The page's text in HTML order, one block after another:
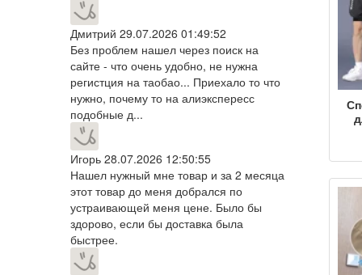
Дмитрий 29.07.2026 01:49:52
Без проблем нашел через поиск на
сайте - что очень удобно, не нужна
регистция на таобао... Приехало то что
нужно, почему то на алиэкспересс
подобные д...
Игорь 28.07.2026 12:50:55
Нашел нужный мне товар и за 2 месяца
этот товар до меня добрался по
устраивающей меня цене. Было бы
здорово, если бы доставка была
быстрее.